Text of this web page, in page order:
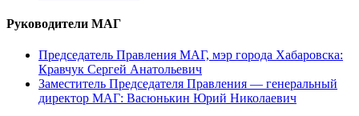
Руководители МАГ
Председатель Правления МАГ, мэр города Хабаровска:
Кравчук Сергей Анатольевич
Заместитель Председателя Правления — генеральный
директор МАГ: Васюнькин Юрий Николаевич